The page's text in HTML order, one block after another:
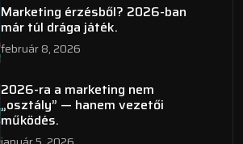
Marketing érzésből? 2026-ban
már túl drága játék.
február 8, 2026
2026-ra a marketing nem
„osztály” — hanem vezetői
működés.